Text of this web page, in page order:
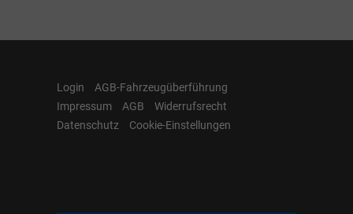
Login
AGB-Fahrzeugüberführung
Impressum
AGB
Widerrufsrecht
Datenschutz
Cookie-Einstellungen